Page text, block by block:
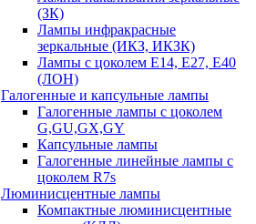
(ЗК)
Лампы инфракрасные
зеркальные (ИКЗ, ИКЗК)
Лампы с цоколем Е14, Е27, Е40
(ЛОН)
Галогенные и капсульные лампы
Галогенные лампы с цоколем
G,GU,GX,GY
Капсульные лампы
Галогенные линейные лампы с
цоколем R7s
Люминисцентные лампы
Компактные люминисцентные